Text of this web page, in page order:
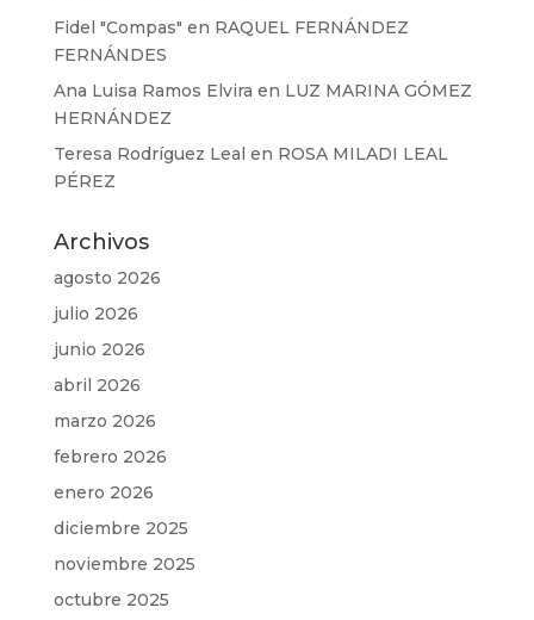
Fidel "Compas" en RAQUEL FERNÁNDEZ
FERNÁNDES
Ana Luisa Ramos Elvira en LUZ MARINA GÓMEZ
HERNÁNDEZ
Teresa Rodríguez Leal en ROSA MILADI LEAL
PÉREZ
Archivos
agosto 2026
julio 2026
junio 2026
abril 2026
marzo 2026
febrero 2026
enero 2026
diciembre 2025
noviembre 2025
octubre 2025